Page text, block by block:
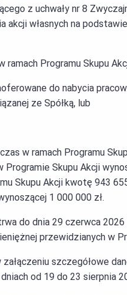
z uchwały nr 8
akcji własnych na
ramach Programu Skupu
do nabycia
ze Spółką, lub
w ramach Programu
Programie Skupu Akcji
Skupu Akcji kwotę 943
1 000 000 zł.
do dnia 29 czerwca
przewidzianych w
szczegółowe
od 19 do 23 sierpnia